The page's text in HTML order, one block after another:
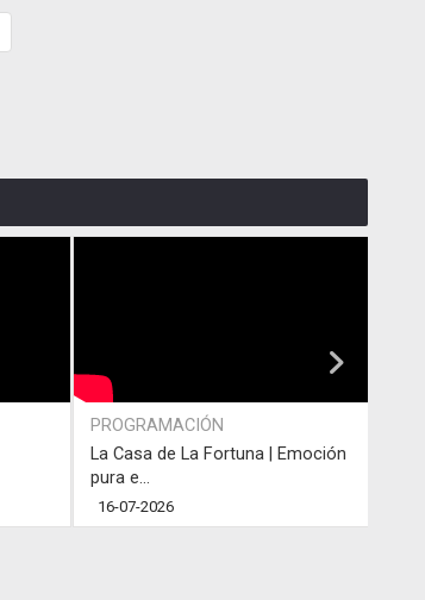
PROGRAMACIÓN
La Casa de La Fortuna | Emoción
pura e...
16-07-2026